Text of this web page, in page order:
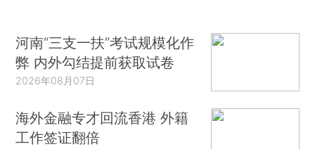
河南“三支一扶”考试规模化作
弊 内外勾结提前获取试卷
2026年08月07日
海外金融专才回流香港 外籍
工作签证翻倍